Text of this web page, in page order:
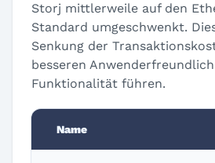
Storj mittlerweile auf den
Standard umgeschwenkt.
Senkung der
besseren
Funktionalität führen.
Name